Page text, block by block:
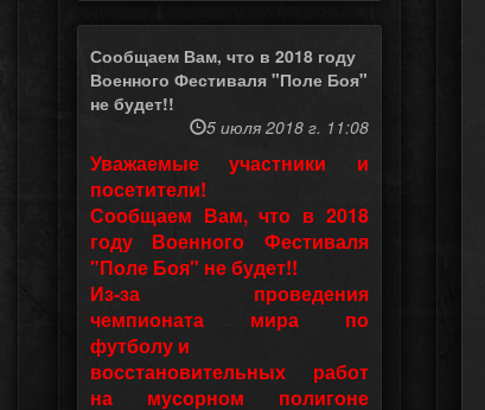
Сообщаем Вам, что в 2018 году
Военного Фестиваля "Поле Боя"
не будет!!
5 июля 2018 г. 11:08
Уважаемые участники и
посетители!
Сообщаем Вам, что в 2018
году Военного Фестиваля
"Поле Боя" не будет!!
Из-за проведения
чемпионата мира по
футболу и
восстановительных работ
на мусорном полигоне